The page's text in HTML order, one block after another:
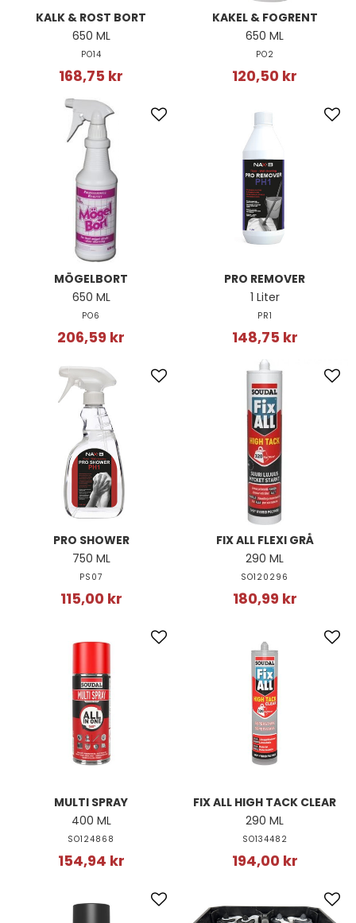
KALK & ROST BORT
650 ML
PO14
168,75 kr
KAKEL & FOGRENT
650 ML
PO2
120,50 kr
MÖGELBORT
650 ML
PO6
206,59 kr
PRO REMOVER
1 Liter
PR1
148,75 kr
PRO SHOWER
750 ML
PS07
115,00 kr
FIX ALL FLEXI GRÅ
290 ML
SO120296
180,99 kr
MULTI SPRAY
400 ML
SO124868
154,94 kr
FIX ALL HIGH TACK CLEAR
290 ML
SO134482
194,00 kr